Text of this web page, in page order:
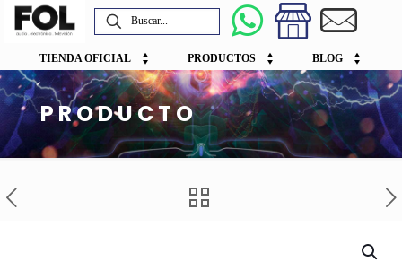
TIENDA OFICIAL PRODUCTOS BLOG
PRODUCTO